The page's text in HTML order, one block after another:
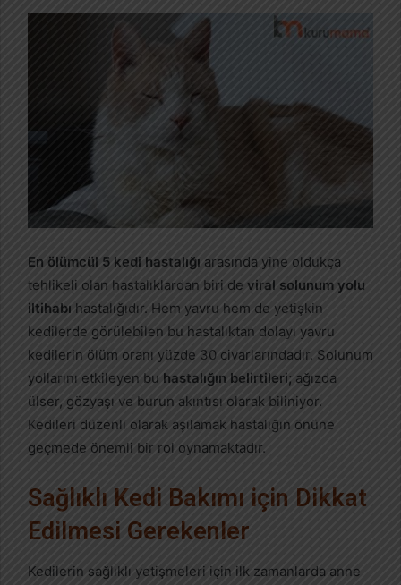
En ölümcül 5 kedi hastalığı arasında yine oldukça
tehlikeli olan hastalıklardan biri de viral solunum yolu
iltihabı hastalığıdır. Hem yavru hem de yetişkin
kedilerde görülebilen bu hastalıktan dolayı yavru
kedilerin ölüm oranı yüzde 30 civarlarındadır. Solunum
yollarını etkileyen bu hastalığın belirtileri; ağızda
ülser, gözyaşı ve burun akıntısı olarak biliniyor.
Kedileri düzenli olarak aşılamak hastalığın önüne
geçmede önemli bir rol oynamaktadır.
Sağlıklı Kedi Bakımı için Dikkat
Edilmesi Gerekenler
Kedilerin sağlıklı yetişmeleri için ilk zamanlarda anne